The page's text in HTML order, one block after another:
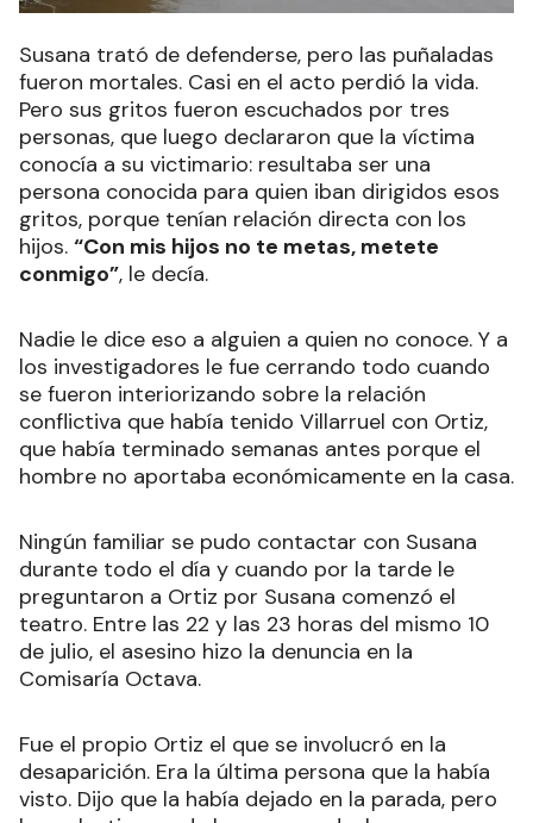
Susana trató de defenderse, pero las puñaladas
fueron mortales. Casi en el acto perdió la vida.
Pero sus gritos fueron escuchados por tres
personas, que luego declararon que la víctima
conocía a su victimario: resultaba ser una
persona conocida para quien iban dirigidos esos
gritos, porque tenían relación directa con los
hijos. “Con mis hijos no te metas, metete
conmigo”, le decía.
Nadie le dice eso a alguien a quien no conoce. Y a
los investigadores le fue cerrando todo cuando
se fueron interiorizando sobre la relación
conflictiva que había tenido Villarruel con Ortiz,
que había terminado semanas antes porque el
hombre no aportaba económicamente en la casa.
Ningún familiar se pudo contactar con Susana
durante todo el día y cuando por la tarde le
preguntaron a Ortiz por Susana comenzó el
teatro. Entre las 22 y las 23 horas del mismo 10
de julio, el asesino hizo la denuncia en la
Comisaría Octava.
Fue el propio Ortiz el que se involucró en la
desaparición. Era la última persona que la había
visto. Dijo que la había dejado en la parada, pero